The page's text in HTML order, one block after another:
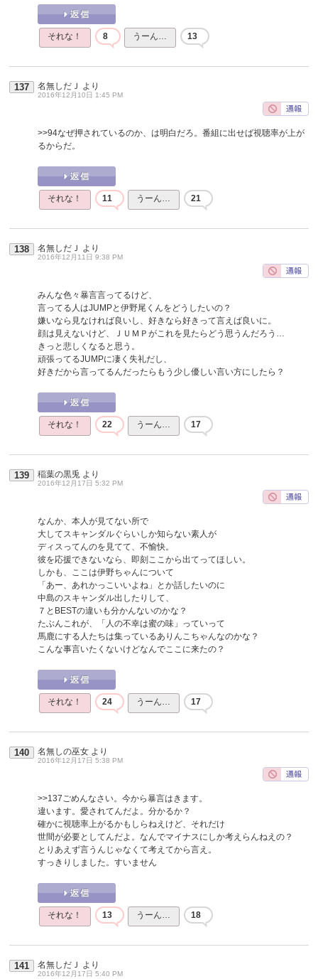
それな！ 8 うーん… 13
137 名無しだＪ より
2016年12月10日 1:45 PM
>>94なぜ押されているのか、は明白だろ。番組に出せば視聴率が上が
るからだ。
それな！ 11 うーん… 21
138 名無しだＪ より
2016年12月11日 9:38 PM
みんな色々暴言言ってるけど、
言ってる人はJUMPと伊野尾くんをどうしたいの？
嫌いなら見なければ良いし、好きなら好きって言えば良いに。
顔は見えないけど、ＪＵＭＰがこれを見たらどう思うんだろう…
きっと悲しくなると思う。
頑張ってるJUMPに凄く失礼だし、
好きだから言ってるんだったらもう少し優しい言い方にしたら？
それな！ 22 うーん… 17
139 稲葉の黒兎 より
2016年12月17日 5:32 PM
なんか、本人が見てない所で
大してスキャンダルぐらいしか知らない素人が
ディスってんのを見てて、不愉快。
彼を応援できないなら、即刻ここから出てってほしい。
しかも、ここは伊野ちゃんについて
「あー、あれかっこいいよね」とか話したいのに
中島のスキャンダル出したりして、
７とBESTの違いも分かんないのかな？
たぶんこれが、「人の不幸は蜜の味」っていって
馬鹿にする人たちは集っているありんこちゃんなのかな？
こんな事言いたくないけどなんでここに来たの？
それな！ 24 うーん… 17
140 名無しの巫女 より
2016年12月17日 5:38 PM
>>137ごめんなさい。今から暴言はきます。
違います。愛されてんだよ。分かるか？
確かに視聴率上がるかもしらねえけど、それだけ
世間が必要としてんだよ。なんでマイナスにしか考えらんねえの？
とりあえず言うんじゃなくて考えてから言え。
すっきりしました。すいません
それな！ 13 うーん… 18
141 名無しだＪ より
2016年12月17日 5:40 PM